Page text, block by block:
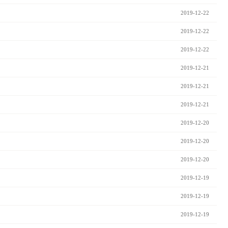
2019-12-22
2019-12-22
2019-12-22
2019-12-21
2019-12-21
2019-12-21
2019-12-20
2019-12-20
2019-12-20
2019-12-19
2019-12-19
2019-12-19